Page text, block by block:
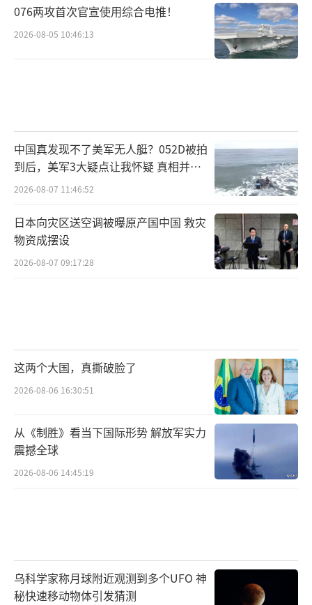
076两攻首次官宣使用综合电推！
2026-08-05 10:46:13
中国真发现不了美军无人艇？052D被拍
到后，美军3大疑点让我怀疑 真相并非
如此
2026-08-07 11:46:52
日本向灾区送空调被曝原产国中国 救灾
物资成摆设
2026-08-07 09:17:28
这两个大国，真撕破脸了
2026-08-06 16:30:51
从《制胜》看当下国际形势 解放军实力
震撼全球
2026-08-06 14:45:19
乌科学家称月球附近观测到多个UFO 神
秘快速移动物体引发猜测